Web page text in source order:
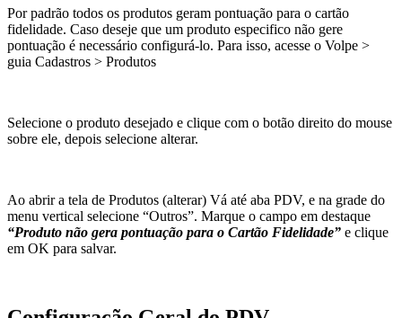
Por padrão todos os produtos geram pontuação para o cartão
fidelidade. Caso deseje que um produto especifico não gere
pontuação é necessário configurá-lo. Para isso, acesse o Volpe >
guia Cadastros > Produtos
Selecione o produto desejado e clique com o botão direito do mouse
sobre ele, depois selecione alterar.
Ao abrir a tela de Produtos (alterar) Vá até aba PDV, e na grade do
menu vertical selecione “Outros”. Marque o campo em destaque
“Produto não gera pontuação para o Cartão Fidelidade” e clique
em OK para salvar.